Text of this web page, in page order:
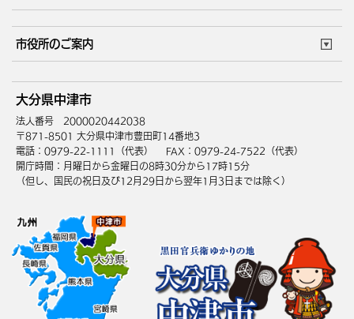
サイトマップ
市役所のご案内
庁舎地図 組織案内
中津市へのアクセス
大分県中津市
法人番号 2000020442038
〒871-8501 大分県中津市豊田町14番地3
電話：0979-22-1111（代表）
FAX：0979-24-7522（代表）
開庁時間：月曜日から金曜日の8時30分から17時15分
（但し、国民の祝日及び12月29日から翌年1月3日までは除く）